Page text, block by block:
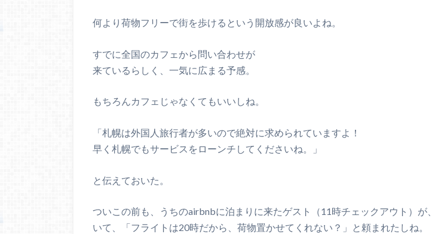
何より荷物フリーで街を歩けるという開放感が良いよね。
すでに全国のカフェから問い合わせが
来ているらしく、一気に広まる予感。
もちろんカフェじゃなくてもいいしね。
「札幌は外国人旅行者が多いので絶対に求められていますよ！
早く札幌でもサービスをローンチしてくださいね。」
と伝えておいた。
ついこの前も、うちのairbnbに泊まりに来たゲスト（11時チェックアウト）が、
いて、「フライトは20時だから、荷物置かせてくれない？」と頼まれたしね。